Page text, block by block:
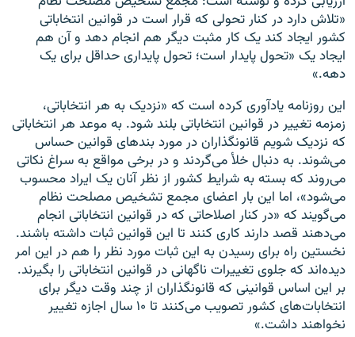
«تلاش دارد در کنار تحولی که قرار است در قوانین انتخاباتی
کشور ایجاد کند یک کار مثبت دیگر هم انجام دهد و آن هم
ایجاد یک «تحول پایدار است؛ تحول پایداری حداقل برای یک
دهه.»
این روزنامه یادآوری کرده است که «نزدیک به هر انتخاباتی،
زمزمه تغییر در قوانین انتخاباتی بلند شود. به موعد هر انتخاباتی
که نزدیک شویم قانونگذاران در مورد بندهای قوانین حساس
می‌شوند. به دنبال خلأ می‌گردند و در برخی مواقع به سراغ نکاتی
می‌روند که بسته به شرایط کشور از نظر آنان یک ایراد محسوب
می‌شود»، اما این‌ بار اعضای مجمع تشخیص مصلحت نظام
می‌گویند که «در کنار اصلاحاتی که در قوانین انتخاباتی انجام
می‌دهند قصد دارند کاری کنند تا این قوانین ثبات داشته باشند.
نخستین راه برای رسیدن به این ثبات مورد نظر را هم در این امر
دیده‌اند که جلوی تغییرات ناگهانی در قوانین انتخاباتی را بگیرند.
بر این اساس قوانینی که قانونگذاران از چند وقت دیگر برای
انتخابات‌های کشور تصویب می‌کنند تا ۱۰ سال اجازه تغییر
نخواهند داشت.»